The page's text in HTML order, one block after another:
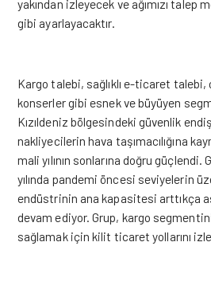
yakından izleyecek ve ağımızı talep
gibi ayarlayacaktır.
Kargo talebi, sağlıklı e-ticaret
konserler gibi esnek ve büyüyen
Kızıldeniz bölgesindeki güvenlik
nakliyecilerin hava taşımacılığına
mali yılının sonlarına doğru
yılında pandemi öncesi seviyelerin
endüstrinin ana kapasitesi arttıkça
devam ediyor. Grup, kargo
sağlamak için kilit ticaret yollarını